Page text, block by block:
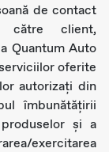
de contact
către client,
Quantum Auto
oferite
autorizaţi din
îmbunătățirii
și a
exercitarea